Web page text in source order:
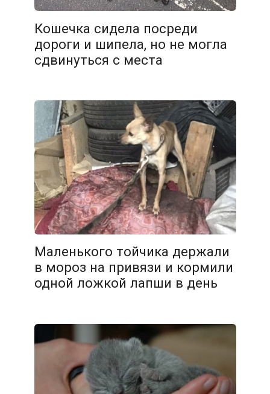
Кошечка сидела посреди
дороги и шипела, но не могла
сдвинуться с места
Маленького тойчика держали
в мороз на привязи и кормили
одной ложкой лапши в день